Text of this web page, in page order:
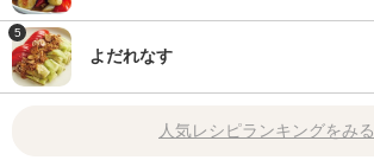
5
よだれなす
人気レシピランキングをみる